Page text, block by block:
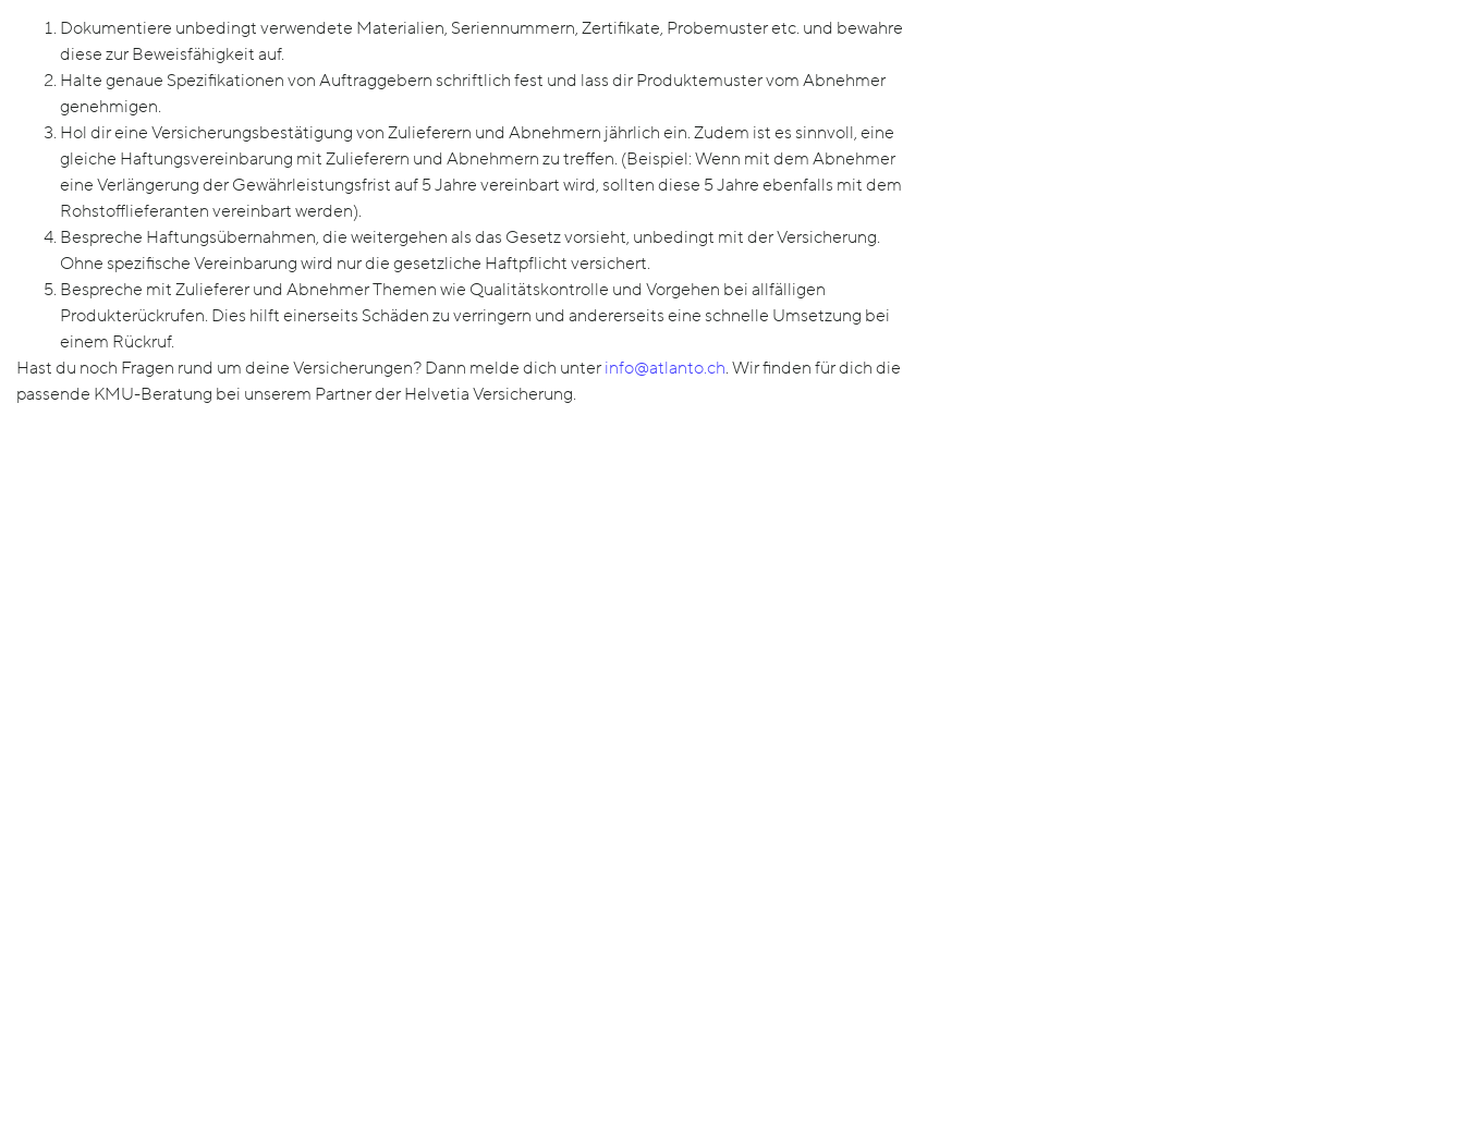
Dokumentiere unbedingt verwendete Materialien, Seriennummern, Zertifikate, Probemuster etc. und bewahre
diese zur Beweisfähigkeit auf.
Halte genaue Spezifikationen von Auftraggebern schriftlich fest und lass dir Produktemuster vom Abnehmer
genehmigen.
Hol dir eine Versicherungsbestätigung von Zulieferern und Abnehmern jährlich ein. Zudem ist es sinnvoll, eine
gleiche Haftungsvereinbarung mit Zulieferern und Abnehmern zu treffen. (Beispiel: Wenn mit dem Abnehmer
eine Verlängerung der Gewährleistungsfrist auf 5 Jahre vereinbart wird, sollten diese 5 Jahre ebenfalls mit dem
Rohstofflieferanten vereinbart werden).
Bespreche Haftungsübernahmen, die weitergehen als das Gesetz vorsieht, unbedingt mit der Versicherung.
Ohne spezifische Vereinbarung wird nur die gesetzliche Haftpflicht versichert.
Bespreche mit Zulieferer und Abnehmer Themen wie Qualitätskontrolle und Vorgehen bei allfälligen
Produkterückrufen. Dies hilft einerseits Schäden zu verringern und andererseits eine schnelle Umsetzung bei
einem Rückruf.
Hast du noch Fragen rund um deine Versicherungen? Dann melde dich unterinfo@atlanto.ch. Wir finden für dich die
passende KMU-Beratung bei unserem Partner der Helvetia Versicherung.